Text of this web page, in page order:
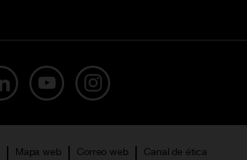
Mapa web Correo web Canal de ética